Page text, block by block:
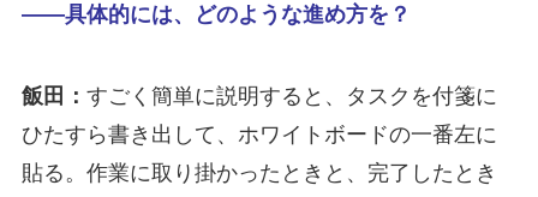
――具体的には、どのような進め方を？
飯田： すごく簡単に説明すると、タスクを付箋に
ひたすら書き出して、ホワイトボードの一番左に
貼る。作業に取り掛かったときと、完了したとき